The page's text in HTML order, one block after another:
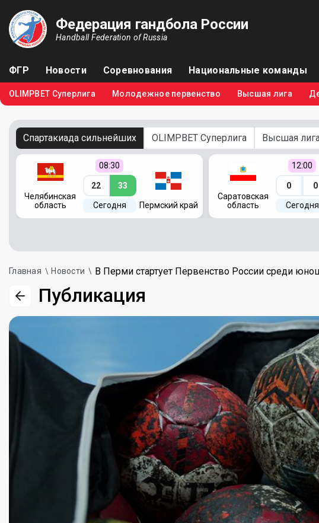
Федерация гандбола России
Handball Federation of Russia
ФГР Новости Соревнования Национальные команды
OLIMPBET Суперлига Молодежное первенство Высшая лига
Спартакиада сильнейших OLIMPBET Суперлига Высшая
Челябинская
область
08:30
22 33
Сегодня Пермский край
Саратовская
область
12:00
0 0
Сегодня
Главная Новости В Перми стартует Первенство России среди
Публикация